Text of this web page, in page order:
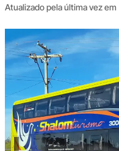
Atualizado pela última vez em